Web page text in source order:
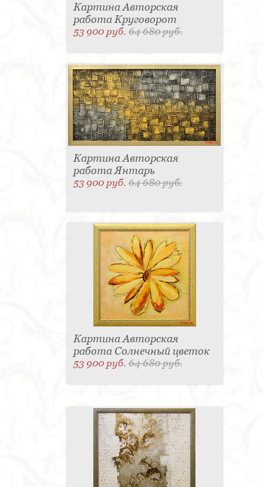
Картина Авторская
работа Круговорот
53 900 руб.64 680 руб.
Картина Авторская
работа Янтарь
53 900 руб.64 680 руб.
Картина Авторская
работа Солнечный цветок
53 900 руб.64 680 руб.